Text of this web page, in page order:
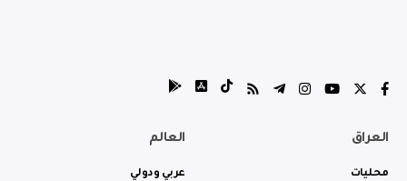
العراق
محليات
العالم
عربي ودولي